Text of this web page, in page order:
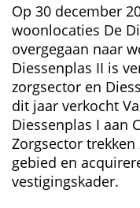
Op 30 december
woonlocaties De
overgegaan naar
Diessenplas II is
zorgsector en
dit jaar verkocht
Diessenplas I aan
Zorgsector
gebied en
vestigingskader.